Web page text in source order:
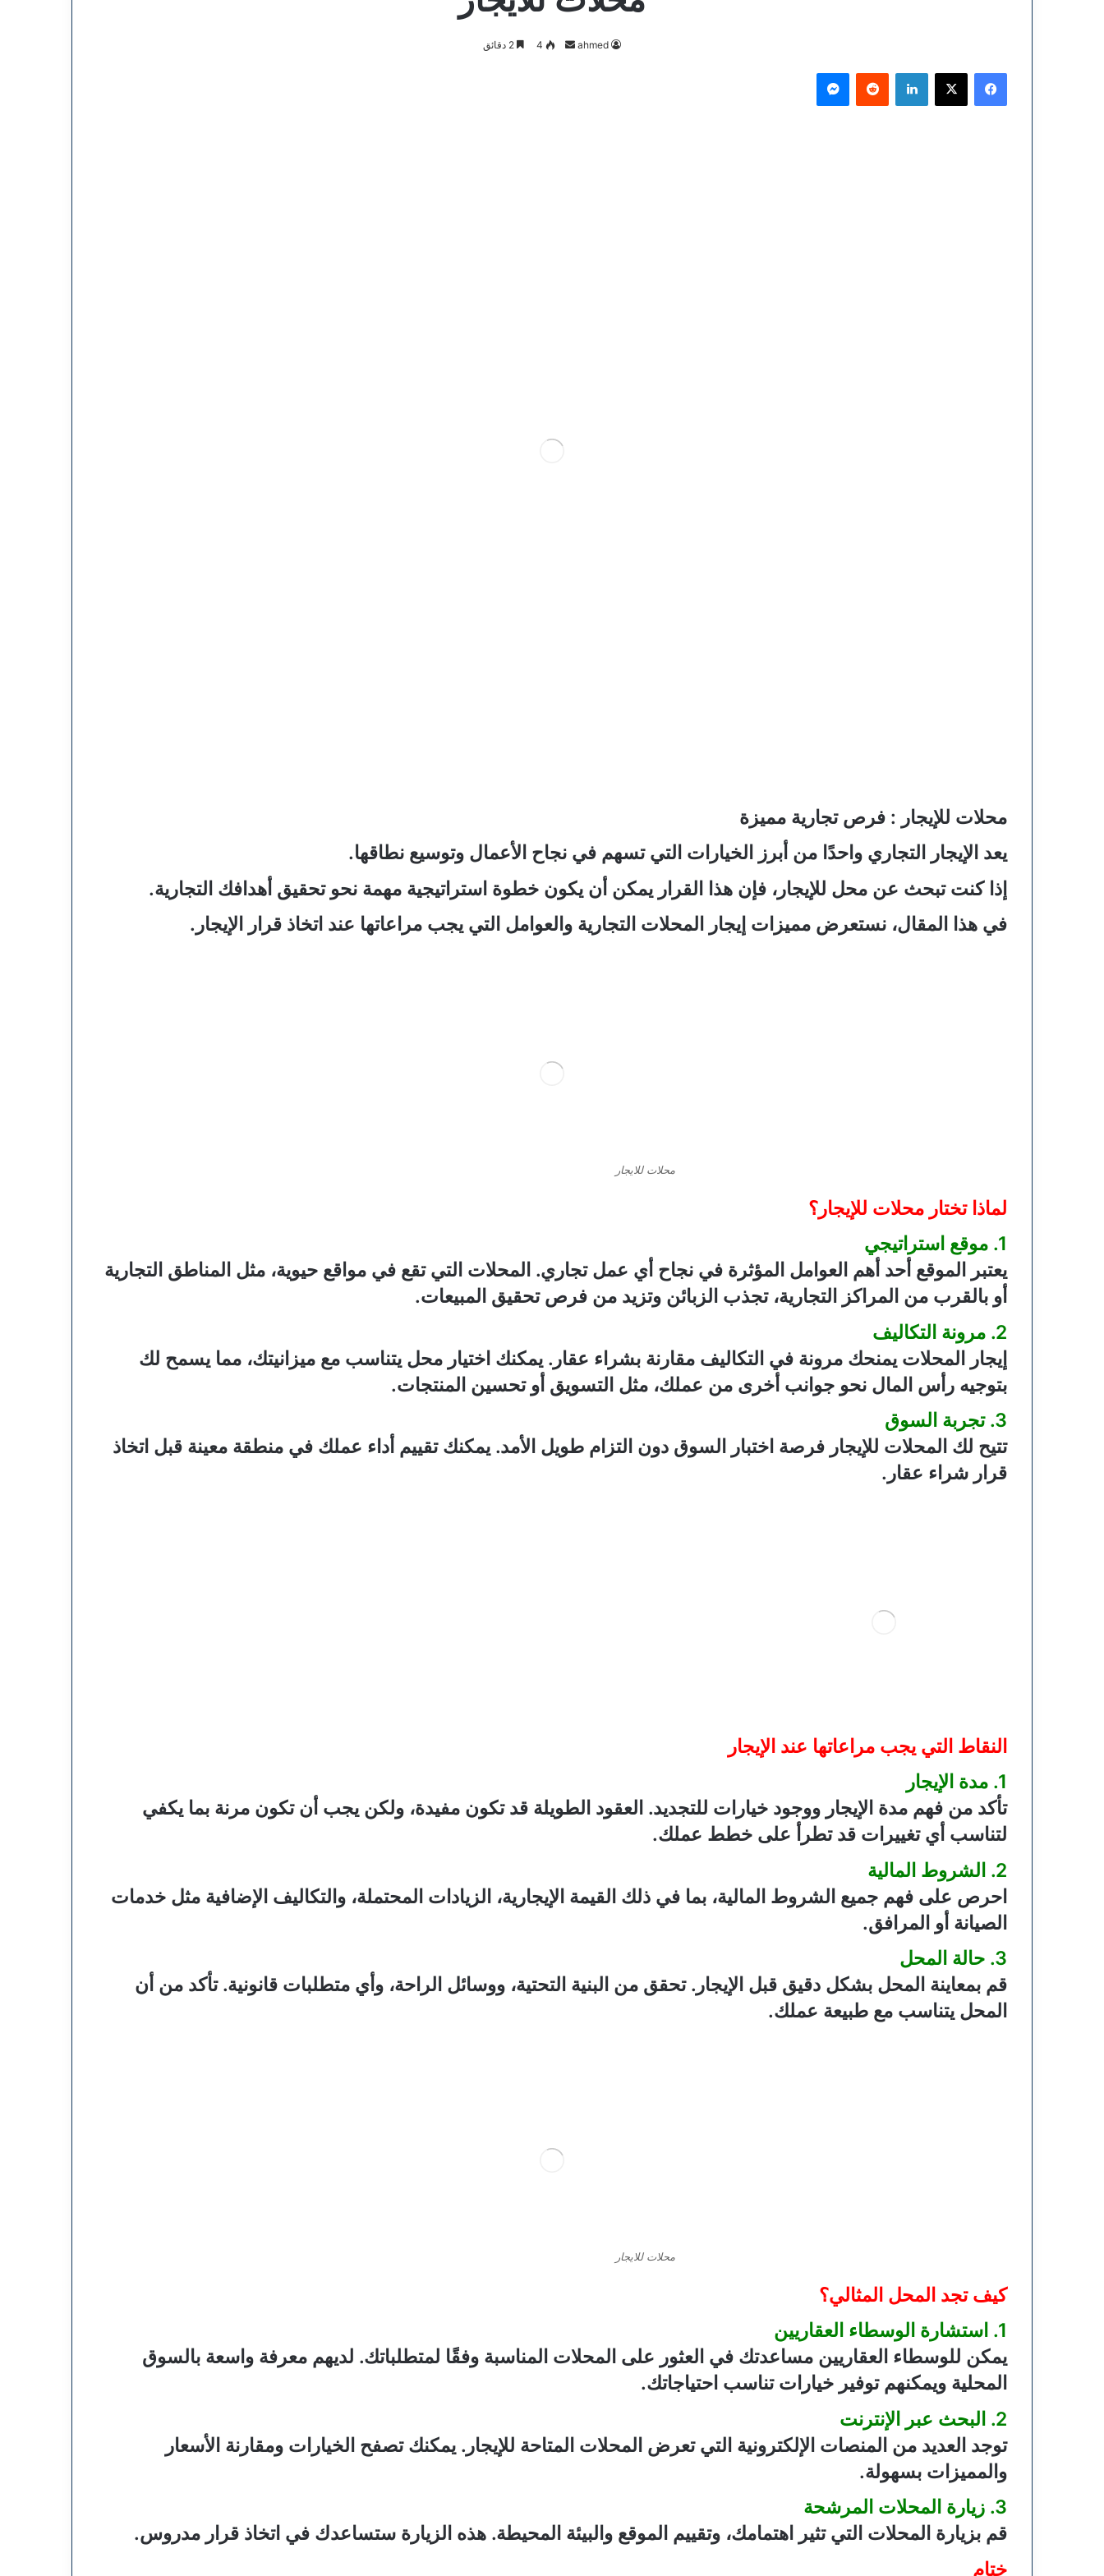
ahmed
أرسل 4
فيسبوك ‫X لينكدإن ماسنجر
محلات للإيجار : فرص تجارية مميزة
يعد الإيجار التجاري واحدًا من أبرز الخيارات التي تسهم في نجاح الأعمال وتوسيع نطاقها.
إذا كنت تبحث عن محل للإيجار، فإن هذا القرار يمكن أن يكون خطوة استراتيجية مهمة نحو تحقيق أهدافك التجارية.
في هذا المقال، نستعرض مميزات إيجار المحلات التجارية والعوامل التي يجب مراعاتها عند اتخاذ قرار الإيجار.
محلات للايجار
لماذا تختار محلات للإيجار؟
1. موقع استراتيجي
يعتبر الموقع أحد أهم العوامل المؤثرة في نجاح أي عمل تجاري. المحلات التي تقع في مواقع حيوية، مثل المناطق التجارية
أو بالقرب من المراكز التجارية، تجذب الزبائن وتزيد من فرص تحقيق المبيعات.
2. مرونة التكاليف
إيجار المحلات يمنحك مرونة في التكاليف مقارنة بشراء عقار. يمكنك اختيار محل يتناسب مع ميزانيتك، مما يسمح لك
بتوجيه رأس المال نحو جوانب أخرى من عملك، مثل التسويق أو تحسين المنتجات.
3. تجربة السوق
تتيح لك المحلات للإيجار فرصة اختبار السوق دون التزام طويل الأمد. يمكنك تقييم أداء عملك في منطقة معينة قبل اتخاذ
قرار شراء عقار.
النقاط التي يجب مراعاتها عند الإيجار
1. مدة الإيجار
تأكد من فهم مدة الإيجار ووجود خيارات للتجديد. العقود الطويلة قد تكون مفيدة، ولكن يجب أن تكون مرنة بما يكفي
لتناسب أي تغييرات قد تطرأ على خطط عملك.
2. الشروط المالية
احرص على فهم جميع الشروط المالية، بما في ذلك القيمة الإيجارية، الزيادات المحتملة، والتكاليف الإضافية مثل خدمات
الصيانة أو المرافق.
3. حالة المحل
قم بمعاينة المحل بشكل دقيق قبل الإيجار. تحقق من البنية التحتية، ووسائل الراحة، وأي متطلبات قانونية. تأكد من أن
المحل يتناسب مع طبيعة عملك.
محلات للايجار
كيف تجد المحل المثالي؟
1. استشارة الوسطاء العقاريين
يمكن للوسطاء العقاريين مساعدتك في العثور على المحلات المناسبة وفقًا لمتطلباتك. لديهم معرفة واسعة بالسوق
المحلية ويمكنهم توفير خيارات تناسب احتياجاتك.
2. البحث عبر الإنترنت
توجد العديد من المنصات الإلكترونية التي تعرض المحلات المتاحة للإيجار. يمكنك تصفح الخيارات ومقارنة الأسعار
والمميزات بسهولة.
3. زيارة المحلات المرشحة
قم بزيارة المحلات التي تثير اهتمامك، وتقييم الموقع والبيئة المحيطة. هذه الزيارة ستساعدك في اتخاذ قرار مدروس.
ختام